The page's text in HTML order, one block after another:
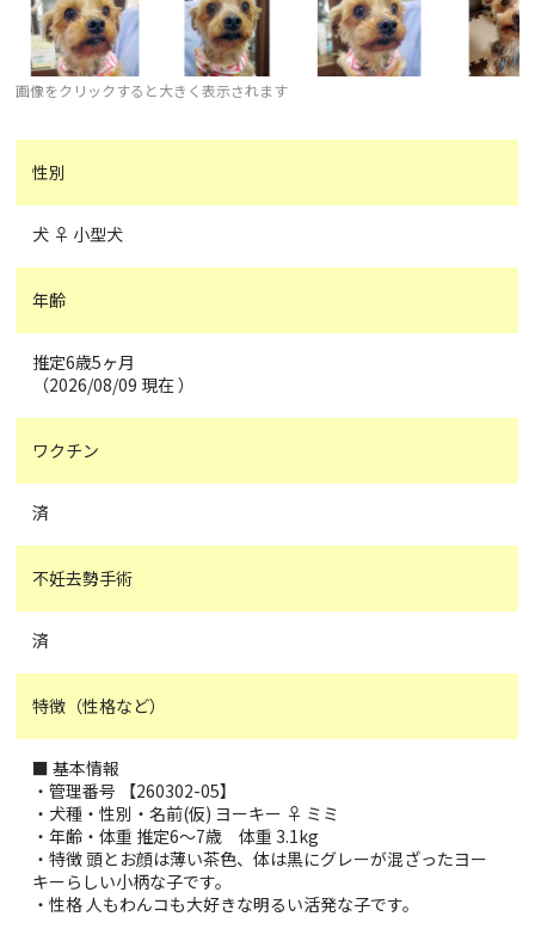
画像をクリックすると大きく表示されます
性別
犬 ♀ 小型犬
年齢
推定6歳5ヶ月
（2026/08/09 現在 ）
ワクチン
済
不妊去勢手術
済
特徴（性格など）
■ 基本情報
・管理番号 【260302-05】
・犬種・性別・名前(仮) ヨーキー ♀ ミミ
・年齢・体重 推定6～7歳 体重 3.1kg
・特徴 頭とお顔は薄い茶色、体は黒にグレーが混ざったヨー
キーらしい小柄な子です。
・性格 人もわんコも大好きな明るい活発な子です。